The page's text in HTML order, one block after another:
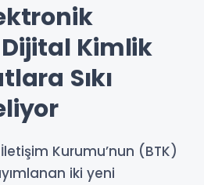
Kimlik
Sıkı
Kurumu’nun (BTK)
iki yeni